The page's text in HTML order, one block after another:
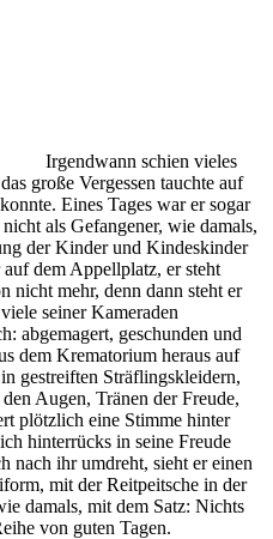
Irgendwann schien vieles
große Vergessen tauchte auf
Eines Tages war er sogar
als Gefangener, wie damals,
der Kinder und Kindeskinder
dem Appellplatz, er steht
nicht mehr, denn dann steht er
seiner Kameraden
abgemagert, geschunden und
dem Krematorium heraus auf
gestreiften Sträflingskleidern,
Augen, Tränen der Freude,
plötzlich eine Stimme hinter
hinterrücks in seine Freude
nach ihr umdreht, sieht er einen
mit der Reitpeitsche in der
damals, mit dem Satz: Nichts
von guten Tagen.